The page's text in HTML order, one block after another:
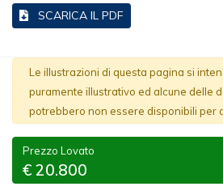
SCARICA IL PDF
Le illustrazioni di questa pagina si
puramente illustrativo ed alcune delle
potrebbero non essere disponibili per
Prezzo Lovato
€ 20.800